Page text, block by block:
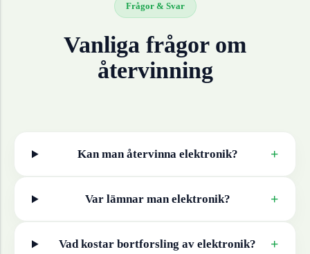
Frågor & Svar
Vanliga frågor om
återvinning
Kan man återvinna elektronik? +
Var lämnar man elektronik? +
Vad kostar bortforsling av elektronik? +